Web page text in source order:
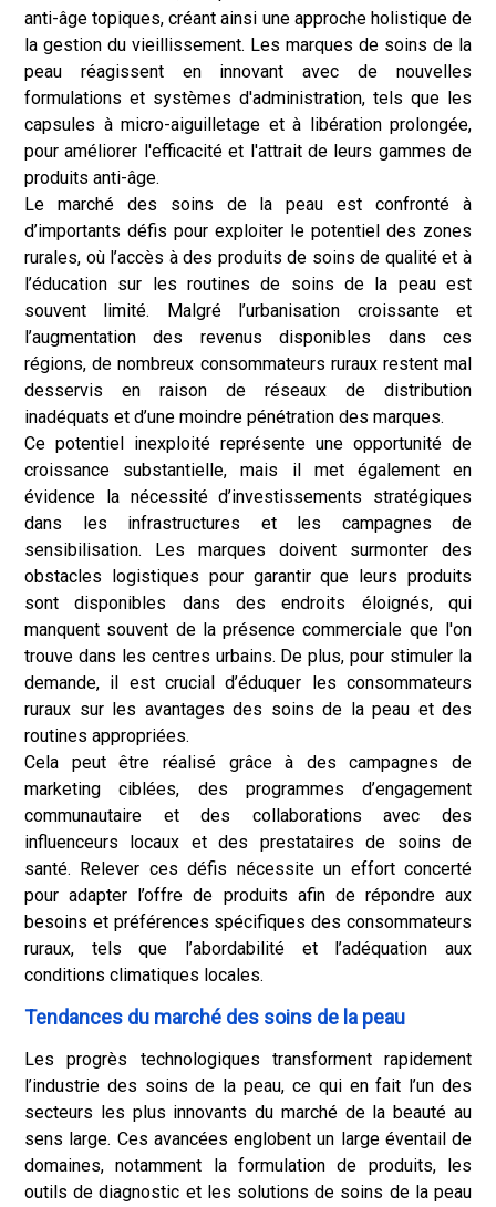
anti-âge topiques, créant ainsi une approche holistique de
la gestion du vieillissement. Les marques de soins de la
peau réagissent en innovant avec de nouvelles
formulations et systèmes d'administration, tels que les
capsules à micro-aiguilletage et à libération prolongée,
pour améliorer l'efficacité et l'attrait de leurs gammes de
produits anti-âge.
Le marché des soins de la peau est confronté à
d’importants défis pour exploiter le potentiel des zones
rurales, où l’accès à des produits de soins de qualité et à
l’éducation sur les routines de soins de la peau est
souvent limité. Malgré l’urbanisation croissante et
l’augmentation des revenus disponibles dans ces
régions, de nombreux consommateurs ruraux restent mal
desservis en raison de réseaux de distribution
inadéquats et d’une moindre pénétration des marques.
Ce potentiel inexploité représente une opportunité de
croissance substantielle, mais il met également en
évidence la nécessité d’investissements stratégiques
dans les infrastructures et les campagnes de
sensibilisation. Les marques doivent surmonter des
obstacles logistiques pour garantir que leurs produits
sont disponibles dans des endroits éloignés, qui
manquent souvent de la présence commerciale que l'on
trouve dans les centres urbains. De plus, pour stimuler la
demande, il est crucial d’éduquer les consommateurs
ruraux sur les avantages des soins de la peau et des
routines appropriées.
Cela peut être réalisé grâce à des campagnes de
marketing ciblées, des programmes d’engagement
communautaire et des collaborations avec des
influenceurs locaux et des prestataires de soins de
santé. Relever ces défis nécessite un effort concerté
pour adapter l’offre de produits afin de répondre aux
besoins et préférences spécifiques des consommateurs
ruraux, tels que l’abordabilité et l’adéquation aux
conditions climatiques locales.
Tendances du marché des soins de la peau
Les progrès technologiques transforment rapidement
l’industrie des soins de la peau, ce qui en fait l’un des
secteurs les plus innovants du marché de la beauté au
sens large. Ces avancées englobent un large éventail de
domaines, notamment la formulation de produits, les
outils de diagnostic et les solutions de soins de la peau